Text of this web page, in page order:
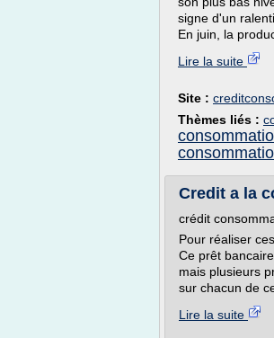
signe d'un
En juin, la
Lire la suite
Site :
Thèmes liés :
Credit a la
crédit
Pour réaliser
Ce prêt
mais plusieurs
sur chacun de
Lire la suite